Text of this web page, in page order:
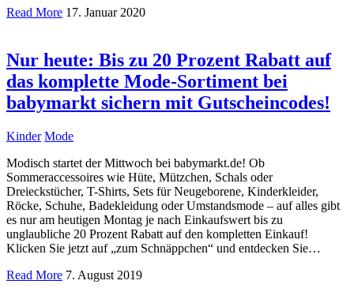
Read More 17. Januar 2020
Nur heute: Bis zu 20 Prozent Rabatt auf
das komplette Mode-Sortiment bei
babymarkt sichern mit Gutscheincodes!
Kinder Mode
Modisch startet der Mittwoch bei babymarkt.de! Ob
Sommeraccessoires wie Hüte, Mützchen, Schals oder
Dreieckstücher, T-Shirts, Sets für Neugeborene, Kinderkleider,
Röcke, Schuhe, Badekleidung oder Umstandsmode – auf alles gibt
es nur am heutigen Montag je nach Einkaufswert bis zu
unglaubliche 20 Prozent Rabatt auf den kompletten Einkauf!
Klicken Sie jetzt auf „zum Schnäppchen“ und entdecken Sie…
Read More 7. August 2019